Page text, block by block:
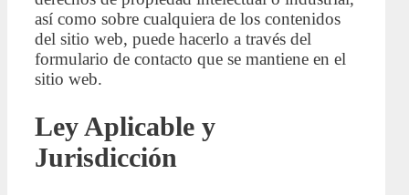
así como sobre cualquiera de los contenidos
del sitio web, puede hacerlo a través del
formulario de contacto que se mantiene en el
sitio web.
Ley Aplicable y
Jurisdicción